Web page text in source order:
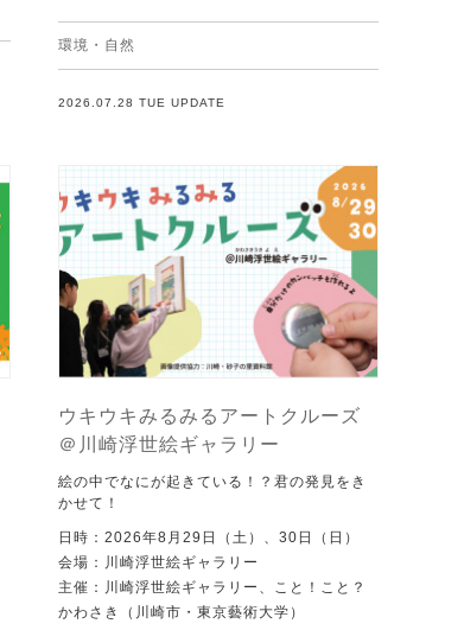
環境・自然
2026.07.28 TUE UPDATE
ウキウキみるみるアートクルーズ
＠川崎浮世絵ギャラリー
絵の中でなにが起きている！？君の発見をき
かせて！
日時：2026年8月29日（土）、30日（日）
会場：川崎浮世絵ギャラリー
主催：川崎浮世絵ギャラリー、こと！こと？
かわさき（川崎市・東京藝術大学）